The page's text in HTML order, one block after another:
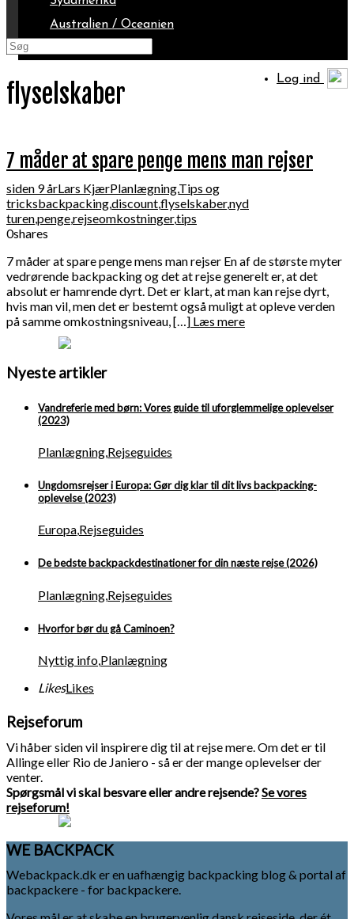
Australien / Oceanien
Log ind
flyselskaber
7 måder at spare penge mens man rejser
siden 9 årLars KjærPlanlægning,Tips og
tricksbackpacking,discount,flyselskaber,nyd
turen,penge,rejseomkostninger,tips
0shares
7 måder at spare penge mens man rejser En af de største myter
vedrørende backpacking og det at rejse generelt er, at det
absolut er hamrende dyrt. Det er klart, at man kan rejse dyrt,
hvis man vil, men det er bestemt også muligt at opleve verden
på samme omkostningsniveau, […] Læs mere
Nyeste artikler
Vandreferie med børn: Vores guide til uforglemmelige oplevelser
(2023)
Planlægning,Rejseguides
Ungdomsrejser i Europa: Gør dig klar til dit livs backpacking-
oplevelse (2023)
Europa,Rejseguides
De bedste backpackdestinationer for din næste rejse (2026)
Planlægning Rejseguides
Hvorfor bør du gå Caminoen?
Nyttig info,Planlægning
LikesLikes
Rejseforum
Vi håber siden vil inspirere dig til at rejse mere. Om det er til
Allinge eller Rio de Janiero - så er der mange oplevelser der
venter.
Spørgsmål vi skal besvare eller andre rejsende?Se vores
rejseforum!
WE BACKPACK
Webackpack.dk er en uafhængig backpacking blog & portal af
backpackere - for backpackere.